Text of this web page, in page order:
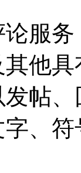
服
他
帖
、